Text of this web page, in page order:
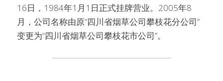
16日，1984年1月1日正式挂牌营业。2005年8
月，公司名称由原“四川省烟草公司攀枝花分公司”
变更为“四川省烟草公司攀枝花市公司”。